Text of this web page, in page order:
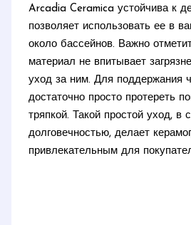
Arcadia Ceramica устойчива к
позволяет использовать ее в
около бассейнов. Важно
материал не впитывает
уход за ним. Для поддержания
достаточно просто протереть
тряпкой. Такой простой уход, в
долговечностью, делает
привлекательным для